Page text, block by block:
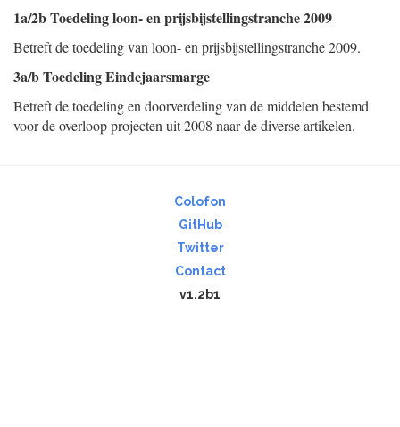
1a/2b Toedeling loon- en prijsbijstellingstranche 2009
Betreft de toedeling van loon- en prijsbijstellingstranche 2009.
3a/b Toedeling Eindejaarsmarge
Betreft de toedeling en doorverdeling van de middelen bestemd
voor de overloop projecten uit 2008 naar de diverse artikelen.
Colofon
GitHub
Twitter
Contact
v1.2b1